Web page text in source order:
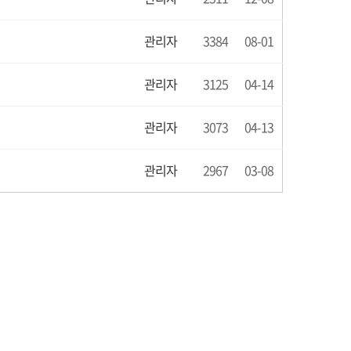
관리자 3384 08-01
관리자 3125 04-14
관리자 3073 04-13
관리자 2967 03-08